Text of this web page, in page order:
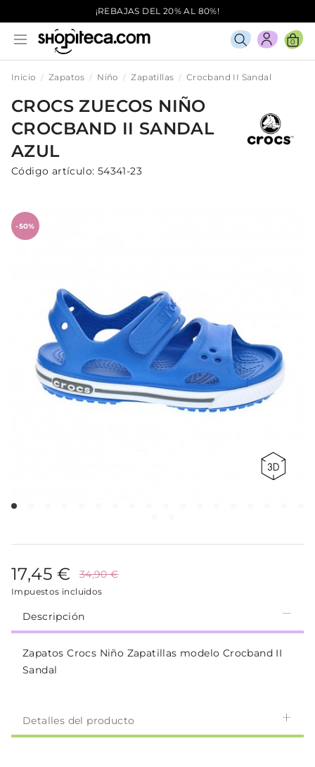
¡REBAJAS DEL 20% AL 80%!
0
Inicio Zapatos Niño Zapatillas Crocband II Sandal
CROCS ZUECOS NIÑO
CROCBAND II SANDAL
AZUL
Código artículo: 54341-23
-50%
17,45 € 34,90 €
Impuestos incluidos
Descripción
Zapatos Crocs Niño Zapatillas modelo Crocband II
Sandal
Detalles del producto